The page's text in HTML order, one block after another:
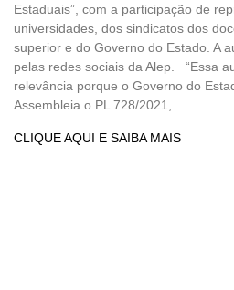
Estaduais”, com a participação de
universidades, dos sindicatos dos
superior e do Governo do Estado. A
pelas redes sociais da Alep. “Essa
relevância porque o Governo do
Assembleia o PL 728/2021,
CLIQUE AQUI E SAIBA MAIS